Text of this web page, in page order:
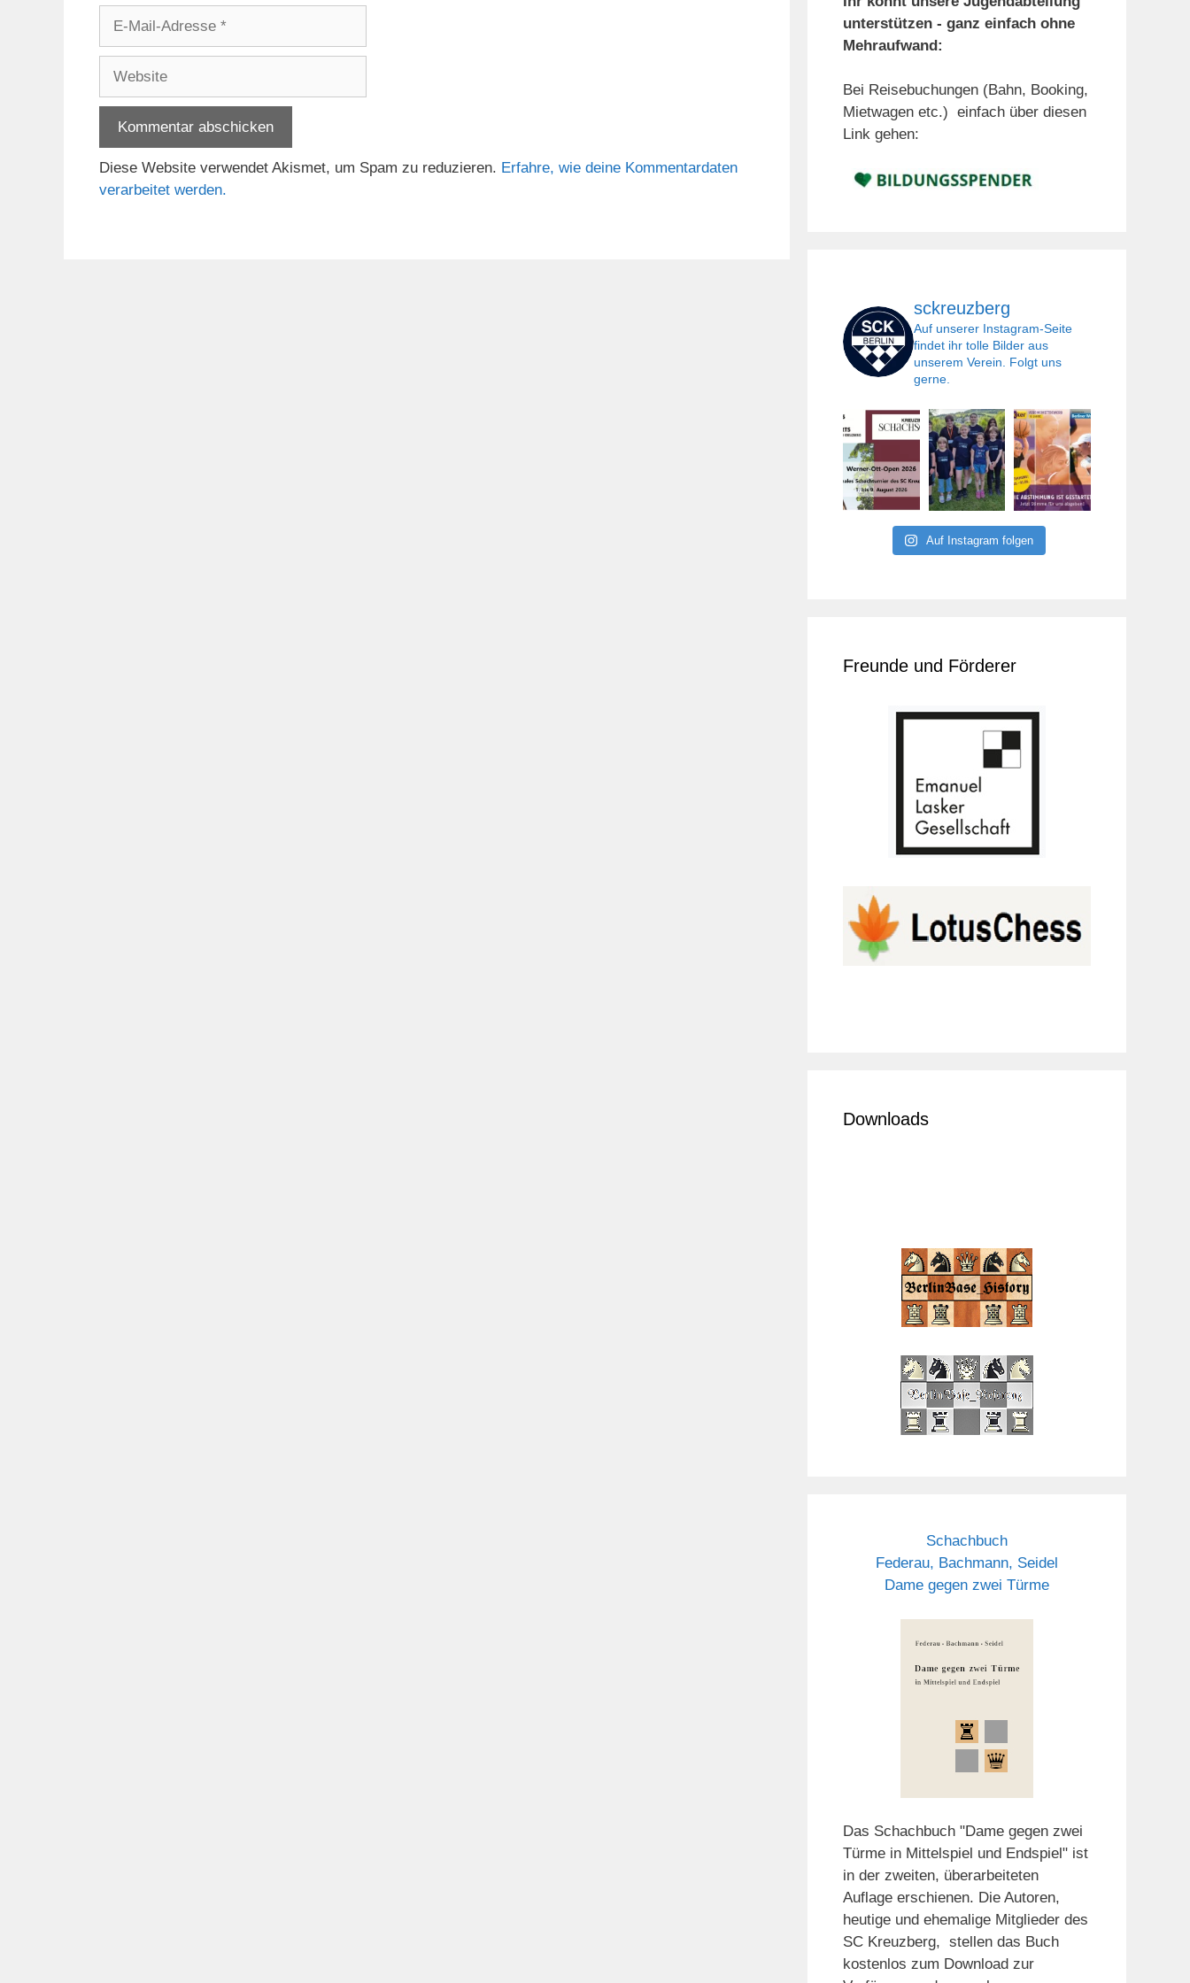
Adresse
Diese Website verwendet Akismet, um Spam zu reduzieren. Erfahre, wie deine Kommentardaten
verarbeitet werden.
unterstützen - ganz einfach ohne
Mehraufwand:
Bei Reisebuchungen (Bahn, Booking,
Mietwagen etc.) einfach über diesen
Link gehen:
sckreuzberg
Auf unserer Instagram-Seite
findet ihr tolle Bilder aus
unserem Verein. Folgt uns
gerne.
Auf Instagram folgen
Freunde und Förderer
Downloads
Schachbuch
Federau, Bachmann, Seidel
Dame gegen zwei Türme
Das Schachbuch "Dame gegen zwei
Türme in Mittelspiel und Endspiel" ist
in der zweiten, überarbeiteten
Auflage erschienen. Die Autoren,
heutige und ehemalige Mitglieder des
SC Kreuzberg, stellen das Buch
kostenlos zum Download zur